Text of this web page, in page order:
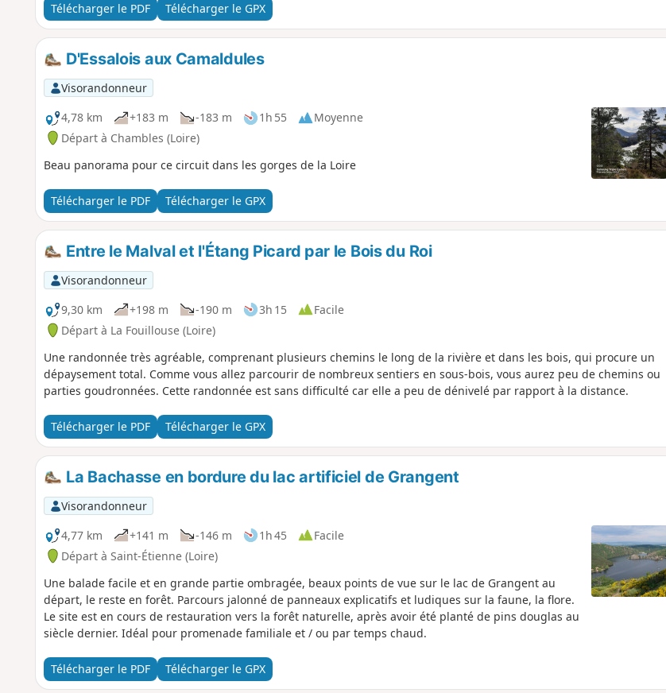
Télécharger le PDF Télécharger le GPX
D'Essalois aux Camaldules
Visorandonneur
4,78 km
+183 m -183 m 1h 55
Moyenne
Départ à Chambles (Loire)
Beau panorama pour ce circuit dans les gorges de la Loire
Télécharger le PDF Télécharger le GPX
Entre le Malval et l'Étang Picard par le Bois du Roi
Visorandonneur
9,30 km
+198 m -190 m 3h 15
Facile
Départ à La Fouillouse (Loire)
Une randonnée très agréable, comprenant plusieurs chemins le long de la rivière et dans les bois, qui procure un
dépaysement total. Comme vous allez parcourir de nombreux sentiers en sous-bois, vous aurez peu de chemins ou
parties goudronnées. Cette randonnée est sans difficulté car elle a peu de dénivelé par rapport à la distance.
Télécharger le PDF Télécharger le GPX
La Bachasse en bordure du lac artificiel de Grangent
Visorandonneur
4,77 km
+141 m -146 m 1h 45
Facile
Départ à Saint-Étienne (Loire)
Une balade facile et en grande partie ombragée, beaux points de vue sur le lac de Grangent au
départ, le reste en forêt. Parcours jalonné de panneaux explicatifs et ludiques sur la faune, la flore.
Le site est en cours de restauration vers la forêt naturelle, après avoir été planté de pins douglas au
siècle dernier. Idéal pour promenade familiale et / ou par temps chaud.
Télécharger le PDF Télécharger le GPX